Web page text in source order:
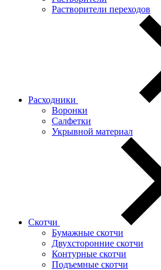
Растворители переходов
Расходники
Воронки
Салфетки
Укрывной материал
Скотчи
Бумажные скотчи
Двухсторонние скотчи
Контурные скотчи
Подъемные скотчи